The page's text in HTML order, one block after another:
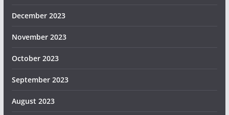
December 2023
November 2023
October 2023
September 2023
August 2023